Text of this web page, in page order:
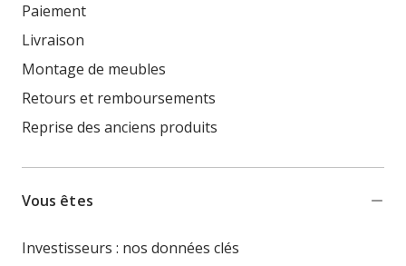
Paiement
Livraison
Montage de meubles
Retours et remboursements
Reprise des anciens produits
Vous êtes
Investisseurs : nos données clés